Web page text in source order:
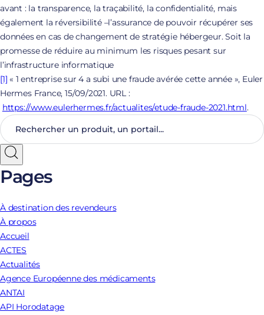
avant : la transparence, la traçabilité, la confidentialité, mais
également la réversibilité –l’assurance de pouvoir récupérer ses
données en cas de changement de stratégie hébergeur. Soit la
promesse de réduire au minimum les risques pesant sur
l’infrastructure informatique
[1] « 1 entreprise sur 4 a subi une fraude avérée cette année », Euler
Hermes France, 15/09/2021. URL :
https://www.eulerhermes.fr/actualites/etude-fraude-2021.html.
Pages
À destination des revendeurs
À propos
Accueil
ACTES
Actualités
Agence Européenne des médicaments
ANTAI
API Horodatage